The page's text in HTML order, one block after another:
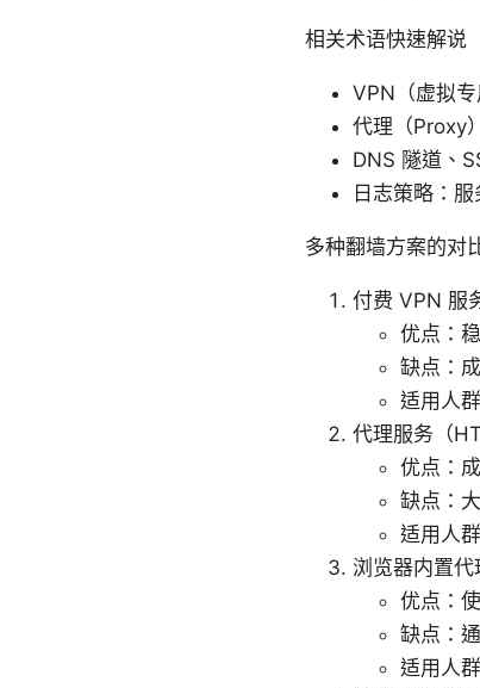
相关术语快速解说
VPN（虚拟
代理（Proxy
DNS 隧道、
日志策略：
多种翻墙方案的对
付费 VPN 服
优点：
缺点：
适用人
代理服务（
优点：
缺点：
适用人
浏览器内置
优点：
缺点：
适用人